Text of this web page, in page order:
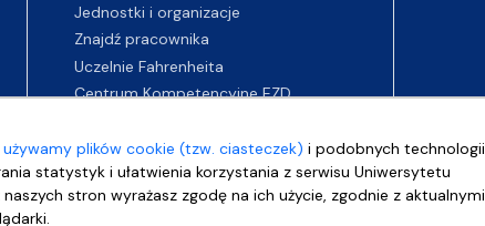
używamy plików cookie (tzw. ciasteczek) i podobnych technologii
statystyk i ułatwienia korzystania z serwisu Uniwersytetu
stron wyrażasz zgodę na ich użycie, zgodnie z aktualnymi
Jednostki i organizacje
Znajdź pracownika
Uczelnie Fahrenheita
Centrum Kompetencyjne EZD